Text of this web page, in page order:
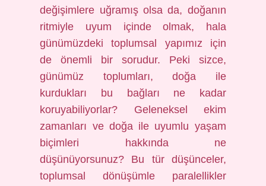
değişimlere uğramış olsa da, doğanın
ritmiyle uyum içinde olmak, hala
günümüzdeki toplumsal yapımız için
de önemli bir sorudur. Peki sizce,
günümüz toplumları, doğa ile
kurdukları bu bağları ne kadar
koruyabiliyorlar? Geleneksel ekim
zamanları ve doğa ile uyumlu yaşam
biçimleri hakkında ne
düşünüyorsunuz? Bu tür düşünceler,
toplumsal dönüşümle paralellikler